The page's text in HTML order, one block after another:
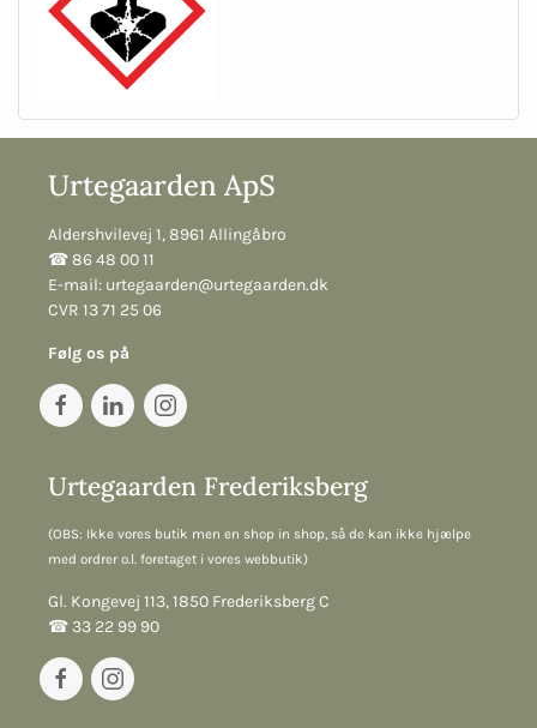
Urtegaarden ApS
Aldershvilevej 1, 8961 Allingåbro
☎︎ 86 48 00 11
E-mail: urtegaarden@urtegaarden.dk
CVR 13 71 25 06
Følg os på
Urtegaarden Frederiksberg
(OBS: Ikke vores butik men en shop in shop, så de kan ikke hjælpe
med ordrer o.l. foretaget i vores webbutik)
Gl. Kongevej 113, 1850 Frederiksberg C
☎︎ 33 22 99 90